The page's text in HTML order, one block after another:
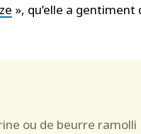
», qu’elle a
ou de beurre ramolli